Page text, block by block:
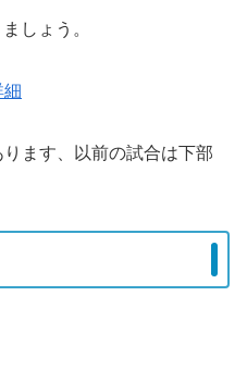
しょう。
細
ます、以前の試合は下部